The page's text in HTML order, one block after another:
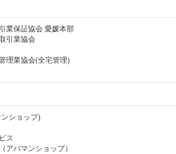
業保証協会 愛媛本部
引業協会
理業協会(全宅管理)
ショップ)
ス
アパマンショップ）